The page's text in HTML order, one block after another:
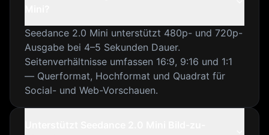
Seedance 2.0 Mini unterstützt 480p- und 720p-
Ausgabe bei 4–5 Sekunden Dauer.
Seitenverhältnisse umfassen 16:9, 9:16 und 1:1
— Querformat, Hochformat und Quadrat für
Social- und Web-Vorschauen.